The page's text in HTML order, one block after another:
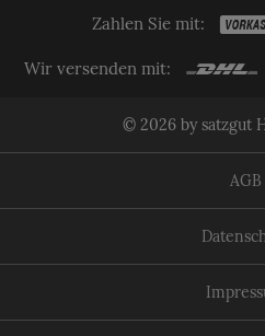
Zahlen Sie mit:
Wir versenden mit:
© 2026 by satzgut
AGB